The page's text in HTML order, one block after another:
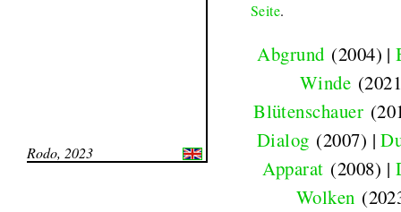
Rodo, 2023
Seite.
Abgrund (2004) |
Winde
Blütenschauer
Dialog (2007) |
Apparat (2008) |
Wolken